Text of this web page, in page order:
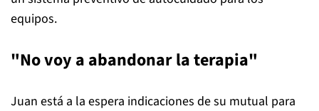
equipos.
"No voy a abandonar la terapia"
Juan está a la espera indicaciones de su mutual para